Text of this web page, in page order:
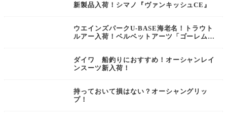
新製品入荷！シマノ『ヴァンキッシュCE』
ウエインズパークU-BASE海老名！トラウト
ルアー入荷！ベルベットアーツ「ゴーレム2.
ダイワ 船釣りにおすすめ！オーシャンレイ
ンスーツ新入荷！
持っておいて損はない？オーシャングリッ
プ！